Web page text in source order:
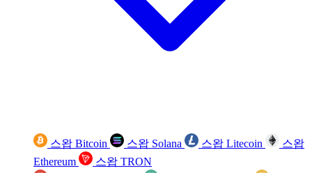
스왑 Bitcoin 스왑 Solana 스왑 Litecoin
스왑
Ethereum
스왑 TRON